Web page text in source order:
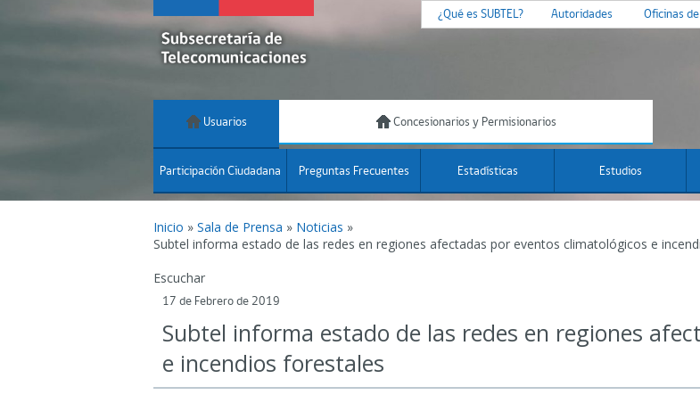
¿Qué es SUBTEL? Autoridades Oficinas
Usuarios Concesionarios y Permisionarios
Participación Ciudadana Preguntas Frecuentes Estadísticas Estudios
Inicio » Sala de Prensa » Noticias »
Subtel informa estado de las redes en regiones afectadas por eventos climatológicos e
Escuchar
17 de Febrero de 2019
Subtel informa estado de las redes en regiones
e incendios forestales